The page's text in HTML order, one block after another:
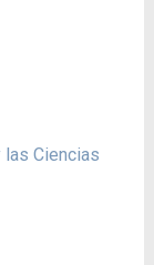
Ciencias